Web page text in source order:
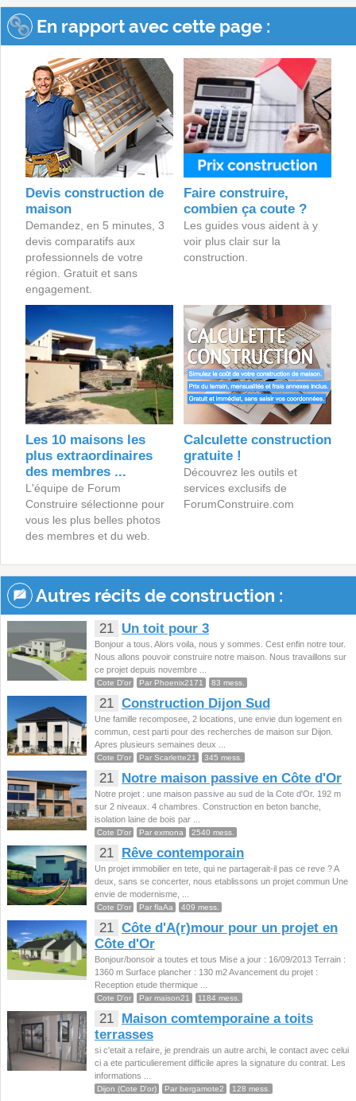
En rapport avec cette page :
Devis construction de
maison
Demandez, en 5 minutes, 3
devis comparatifs aux
professionnels de votre
région. Gratuit et sans
engagement.
Faire construire,
combien ça coute ?
Les guides vous aident à y
voir plus clair sur la
construction.
Les 10 maisons les
plus extraordinaires
des membres ...
L'équipe de Forum
Construire sélectionne pour
vous les plus belles photos
des membres et du web.
Calculette construction
gratuite !
Découvrez les outils et
services exclusifs de
ForumConstruire.com
Autres récits de construction :
21 Un toit pour 3
Bonjour a tous. Alors voila, nous y sommes. Cest enfin notre tour.
Nous allons pouvoir construire notre maison. Nous travaillons sur
ce projet depuis novembre ...
Cote D'or Par Phoenix2171 83 mess.
21 Construction Dijon Sud
Une famille recomposee, 2 locations, une envie dun logement en
commun, cest parti pour des recherches de maison sur Dijon.
Apres plusieurs semaines deux ...
Cote D'or Par Scarlette21 345 mess.
21 Notre maison passive en Côte d'Or
Notre projet : une maison passive au sud de la Cote d'Or. 192 m
sur 2 niveaux. 4 chambres. Construction en beton banche,
isolation laine de bois par ...
Cote D'or Par exmona 2540 mess.
21 Rêve contemporain
Un projet immobilier en tete, qui ne partagerait-il pas ce reve ? A
deux, sans se concerter, nous etablissons un projet commun Une
envie de modernisme, ...
Cote D'or Par flaAa 409 mess.
21 Côte d'A(r)mour pour un projet en
Côte d'Or
Bonjour/bonsoir a toutes et tous Mise a jour : 16/09/2013 Terrain :
1360 m Surface plancher : 130 m2 Avancement du projet :
Reception etude thermique ...
Cote D'or Par maison21 1184 mess.
21
Maison comtemporaine a toits
terrasses
si c'etait a refaire, je prendrais un autre archi, le contact avec celui
ci a ete particulierement difficile apres la signature du contrat. Les
informations ...
Dijon (Cote D'or) Par bergamote2 128 mess.